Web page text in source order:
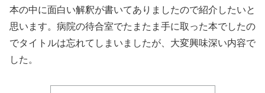
本の中に面白い解釈が書いてありましたので紹介したいと
思います。病院の待合室でたまたま手に取った本でしたの
でタイトルは忘れてしまいましたが、大変興味深い内容で
した。